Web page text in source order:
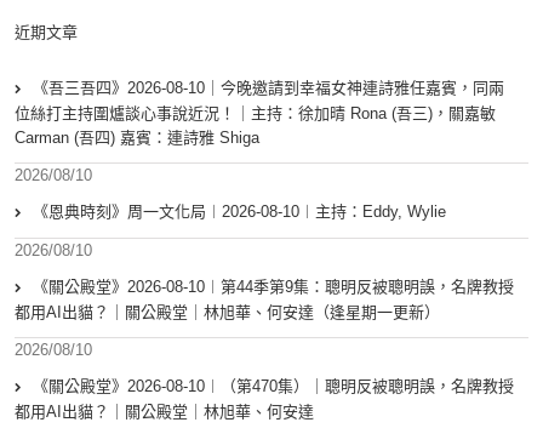
近期文章
《吾三吾四》2026-08-10｜今晚邀請到幸福女神連詩雅任嘉賓，同兩
位絲打主持圍爐談心事說近況！｜主持：徐加晴 Rona (吾三)，關嘉敏
Carman (吾四) 嘉賓：連詩雅 Shiga
2026/08/10
《恩典時刻》周一文化局︱2026-08-10︱主持：Eddy, Wylie
2026/08/10
《關公殿堂》2026-08-10︱第44季第9集：聰明反被聰明誤，名牌教授
都用AI出貓？｜關公殿堂｜林旭華、何安達（逢星期一更新）
2026/08/10
《關公殿堂》2026-08-10︱（第470集）｜聰明反被聰明誤，名牌教授
都用AI出貓？｜關公殿堂｜林旭華、何安達